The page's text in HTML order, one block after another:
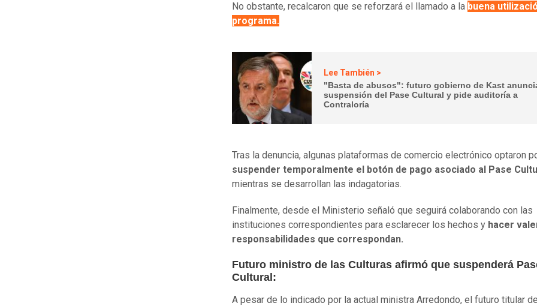
No obstante, recalcaron que se reforzará el llamado a la buena
programa.
Lee También >
"Basta de abusos": futuro gobierno de Kast
suspensión del Pase Cultural y pide auditoría a
Contraloría
Tras la denuncia, algunas plataformas de comercio electrónico optaron
suspender temporalmente el botón de pago asociado al Pase
mientras se desarrollan las indagatorias.
Finalmente, desde el Ministerio señaló que seguirá colaborando con las
instituciones correspondientes para esclarecer los hechos y hacer
responsabilidades que correspondan.
Futuro ministro de las Culturas afirmó que suspenderá
Cultural:
A pesar de lo indicado por la actual ministra Arredondo, el futuro titular